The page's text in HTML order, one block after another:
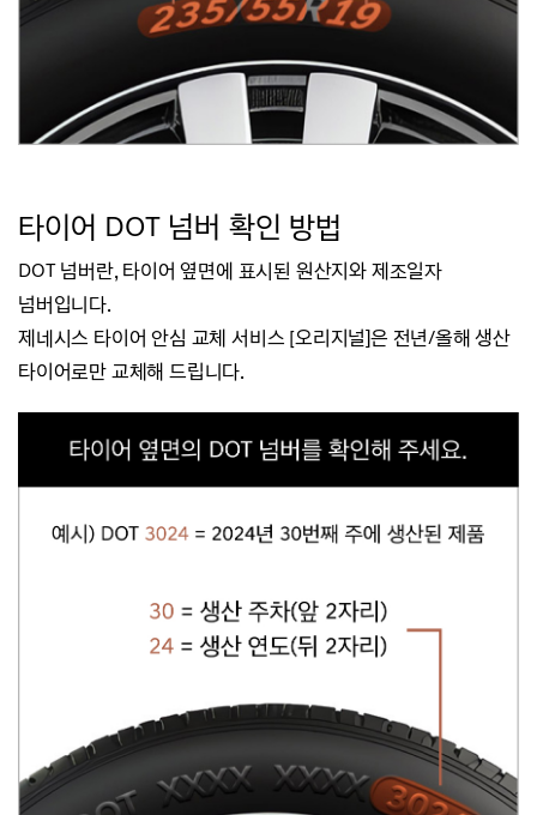
타이어 DOT 넘버 확인 방법
DOT 넘버란, 타이어 옆면에 표시된 원산지와 제조일자
넘버입니다.
제네시스 타이어 안심 교체 서비스 [오리지널]은 전년/올해 생산
타이어로만 교체해 드립니다.